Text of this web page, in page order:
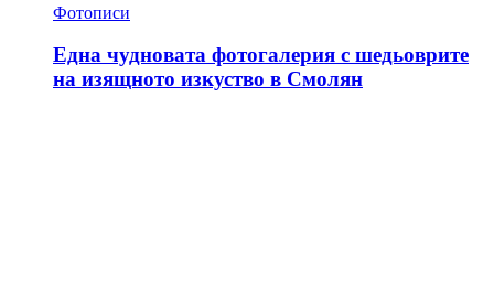
Фотописи
Една чудновата фотогалерия с шедьоврите
на изящното изкуство в Смолян